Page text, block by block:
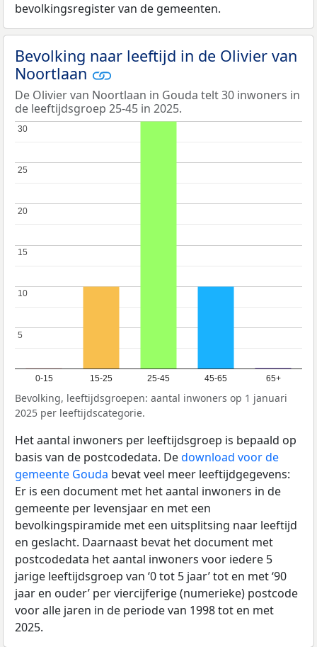
bevolkingsregister van de gemeenten.
Bevolking naar leeftijd in de Olivier van
Noortlaan
De Olivier van Noortlaan in Gouda telt 30 inwoners in
de leeftijdsgroep 25-45 in 2025.
0-15 15-25 25-45 45-65 65+
5
5
10
10
15
15
20
20
25
25
30
30
Bevolking, leeftijdsgroepen: aantal inwoners op 1 januari
2025 per leeftijdscategorie.
Het aantal inwoners per leeftijdsgroep is bepaald op
basis van de postcodedata. Dedownload voor de
gemeente Gouda bevat veel meer leeftijdgegevens:
Er is een document met het aantal inwoners in de
gemeente per levensjaar en met een
bevolkingspiramide met een uitsplitsing naar leeftijd
en geslacht. Daarnaast bevat het document met
postcodedata het aantal inwoners voor iedere 5
jarige leeftijdsgroep van ‘0 tot 5 jaar’ tot en met ‘90
jaar en ouder’ per viercijferige (numerieke) postcode
voor alle jaren in de periode van 1998 tot en met
2025.